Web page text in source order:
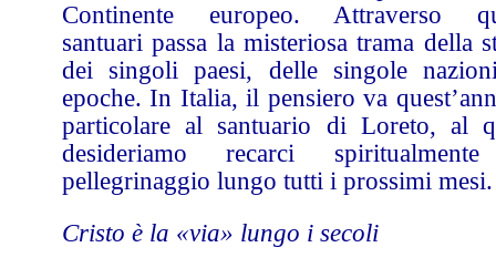
Continente europeo. Attraverso
santuari passa la misteriosa trama della
dei singoli paesi, delle singole
epoche. In Italia, il pensiero va
particolare al santuario di Loreto, al
desideriamo recarci
pellegrinaggio lungo tutti i prossimi mesi.
Cristo è la «via» lungo i secoli